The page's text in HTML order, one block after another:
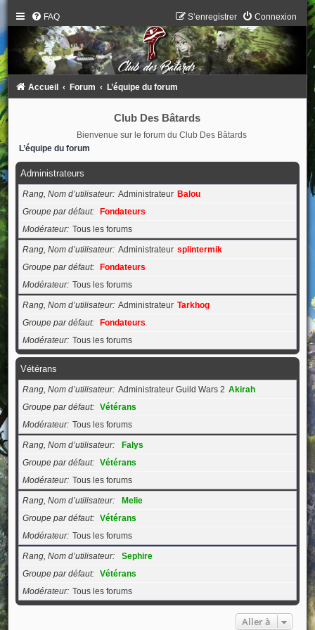
FAQ Connexion
S’enregistrer
Accueil Forum L’équipe du forum
Club Des Bâtards
Bienvenue sur le forum du Club Des Bâtards
L’équipe du forum
Administrateurs
Rang, Nom d’utilisateur Administrateur Balou
Groupe par défaut
Fondateurs
Modérateur Tous les forums
Rang, Nom d’utilisateur Administrateur splintermik
Groupe par défaut
Fondateurs
Modérateur Tous les forums
Rang, Nom d’utilisateur Administrateur Tarkhog
Groupe par défaut
Fondateurs
Modérateur Tous les forums
Vétérans
Rang, Nom d’utilisateur Administrateur Guild Wars 2 Akirah
Groupe par défaut
Vétérans
Modérateur Tous les forums
Rang, Nom d’utilisateur
Falys
Groupe par défaut
Vétérans
Modérateur Tous les forums
Rang, Nom d’utilisateur
Melie
Groupe par défaut
Vétérans
Modérateur Tous les forums
Rang, Nom d’utilisateur
Sephire
Groupe par défaut
Vétérans
Modérateur Tous les forums
Aller à